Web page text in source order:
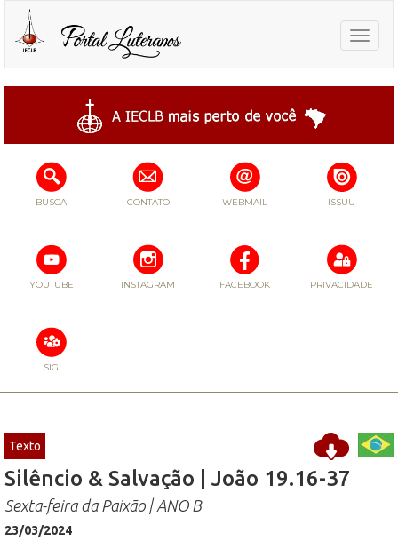
Toggle
BUSCA CONTATO WEBMAIL ISSUU
YOUTUBE INSTAGRAM FACEBOOK PRIVACIDADE
SIG
Texto
Silêncio & Salvação | João 19.16-37
Sexta-feira da Paixão | ANO B
23/03/2024